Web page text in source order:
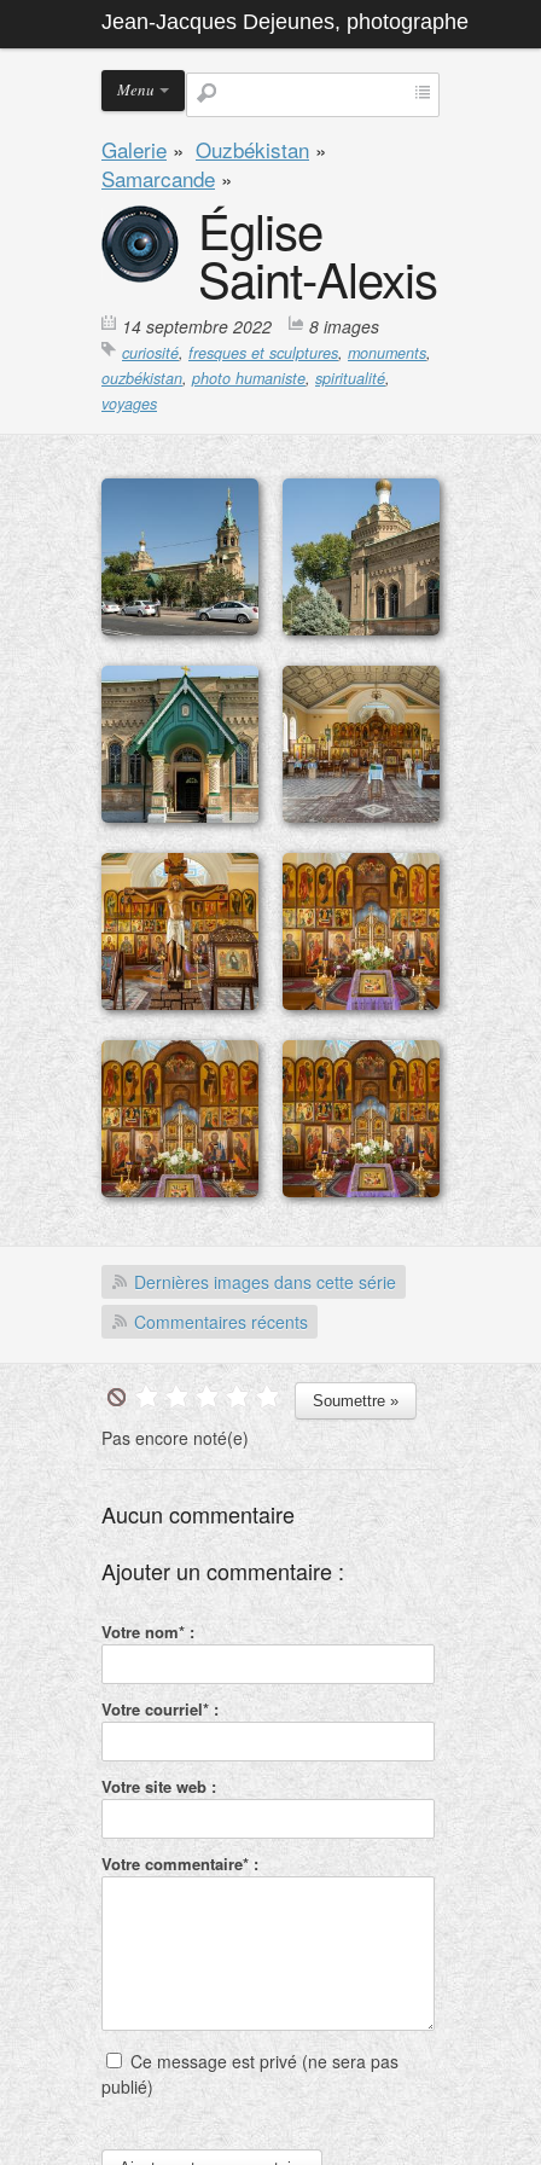
Jean-Jacques Dejeunes, photographe
Menu
Galerie » Ouzbékistan »
Samarcande »
Église
Saint-Alexis
14 septembre 2022 8 images
curiosité, fresques et sculptures, monuments,
ouzbékistan, photo humaniste, spiritualité,
voyages
Dernières images dans cette série
Commentaires récents
Pas encore noté(e)
Aucun commentaire
Ajouter un commentaire :
Votre nom* :
Votre courriel* :
Votre site web :
Votre commentaire* :
Ce message est privé (ne sera pas
publié)